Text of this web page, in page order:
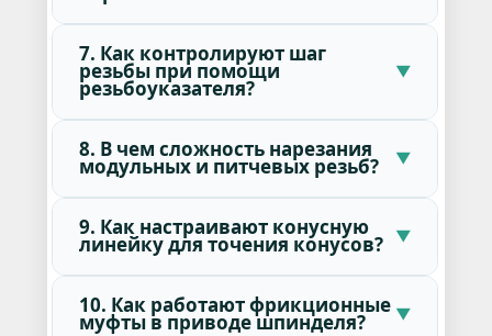
7. Как контролируют шаг
резьбы при помощи
резьбоуказателя?
8. В чем сложность нарезания
модульных и питчевых резьб?
9. Как настраивают конусную
линейку для точения конусов?
10. Как работают фрикционные
муфты в приводе шпинделя?